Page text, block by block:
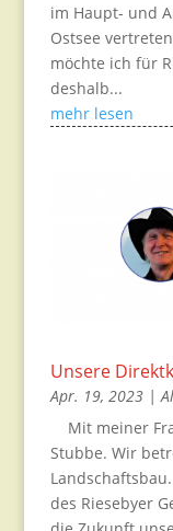
im Haupt- und
Ostsee
möchte ich für
deshalb...
mehr lesen
Unsere
Apr. 19, 2023 |
Mit meiner
Stubbe. Wir
des Riesebyer